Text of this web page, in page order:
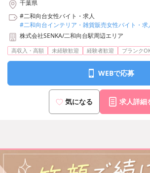
アクセス：
東京メトロ日比谷線/都営浅草線「東銀座」
分
東京メトロ日比谷線/丸ノ内線・銀座線「銀
歩7分
JR「新橋」駅 銀座口より徒歩12分
千葉県
#二和向台女性バイト・求人
#二和向台インテリア・雑貨販売女性バイト・求
株式会社SENKA/二和向台駅周辺エリア
高収入・高額 未経験歓迎 経験者歓迎 ブランク
WEBで応募
気になる 求人詳細